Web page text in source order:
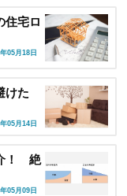
宅ロ
05月18日
けた
05月14日
！ 絶
05月09日